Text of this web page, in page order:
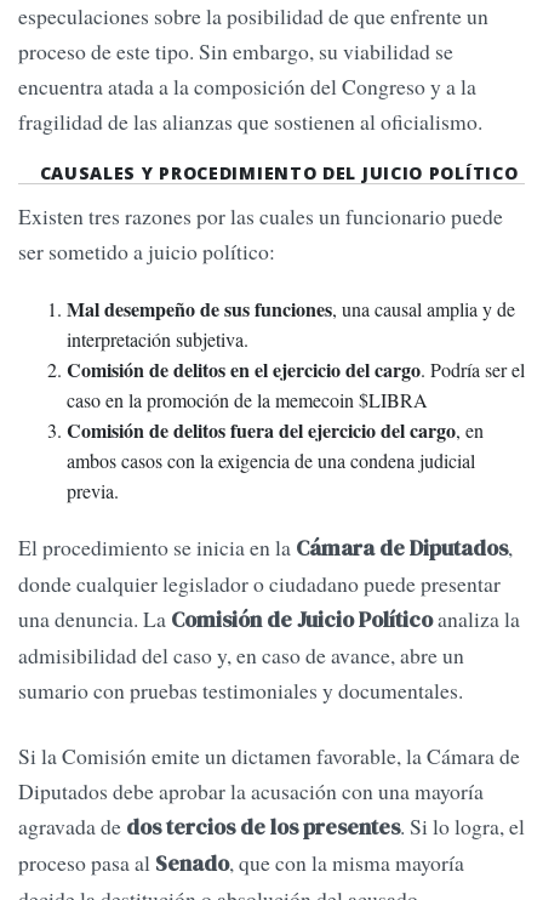
especulaciones sobre la posibilidad de que enfrente un
proceso de este tipo. Sin embargo, su viabilidad se
encuentra atada a la composición del Congreso y a la
fragilidad de las alianzas que sostienen al oficialismo.
CAUSALES Y PROCEDIMIENTO DEL JUICIO POLÍTICO
Existen tres razones por las cuales un funcionario puede
ser sometido a juicio político:
Mal desempeño de sus funciones, una causal amplia y de
interpretación subjetiva.
Comisión de delitos en el ejercicio del cargo. Podría ser el
caso en la promoción de la memecoin $LIBRA
Comisión de delitos fuera del ejercicio del cargo, en
ambos casos con la exigencia de una condena judicial
previa.
El procedimiento se inicia en la Cámara de Diputados,
donde cualquier legislador o ciudadano puede presentar
una denuncia. La Comisión de Juicio Políticoanaliza la
admisibilidad del caso y, en caso de avance, abre un
sumario con pruebas testimoniales y documentales.
Si la Comisión emite un dictamen favorable, la Cámara de
Diputados debe aprobar la acusación con una mayoría
agravada de dos tercios de los presentes. Si lo logra, el
proceso pasa al Senado, que con la misma mayoría